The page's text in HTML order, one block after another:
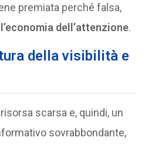
premiata perché falsa,
dell’attenzione.
della visibilità e
scarsa e, quindi, un
sovrabbondante,